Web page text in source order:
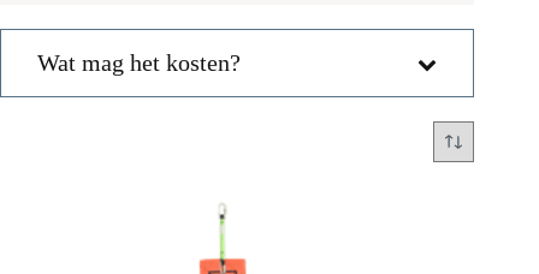
Wat mag het kosten?